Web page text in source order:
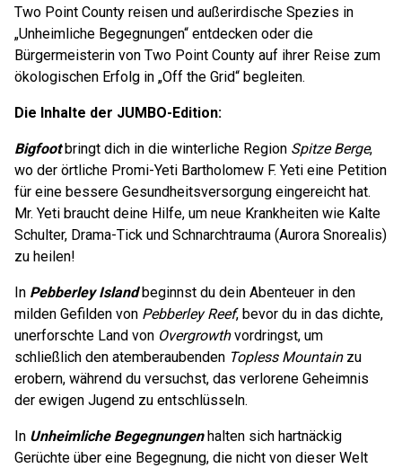
Two Point County reisen und außerirdische Spezies in
„Unheimliche Begegnungen“ entdecken oder die
Bürgermeisterin von Two Point County auf ihrer Reise zum
ökologischen Erfolg in „Off the Grid“ begleiten.
Die Inhalte der JUMBO-Edition:
Bigfootbringt dich in die winterliche Region Spitze Berge,
wo der örtliche Promi-Yeti Bartholomew F. Yeti eine Petition
für eine bessere Gesundheitsversorgung eingereicht hat.
Mr. Yeti braucht deine Hilfe, um neue Krankheiten wie Kalte
Schulter, Drama-Tick und Schnarchtrauma (Aurora Snorealis)
zu heilen!
In Pebberley Islandbeginnst du dein Abenteuer in den
milden Gefilden von Pebberley Reef, bevor du in das dichte,
unerforschte Land von Overgrowthvordringst, um
schließlich den atemberaubenden Topless Mountain zu
erobern, während du versuchst, das verlorene Geheimnis
der ewigen Jugend zu entschlüsseln.
In Unheimliche Begegnungenhalten sich hartnäckig
Gerüchte über eine Begegnung, die nicht von dieser Welt